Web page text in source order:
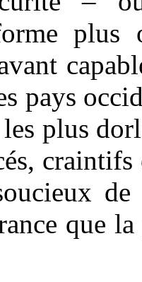
plus
pays
les plus
que